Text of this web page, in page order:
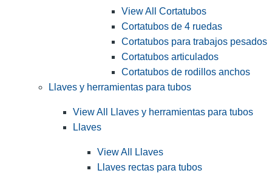
View All Cortatubos
Cortatubos de 4 ruedas
Cortatubos para trabajos pesados
Cortatubos articulados
Cortatubos de rodillos anchos
Llaves y herramientas para tubos
View All Llaves y herramientas para tubos
Llaves
View All Llaves
Llaves rectas para tubos